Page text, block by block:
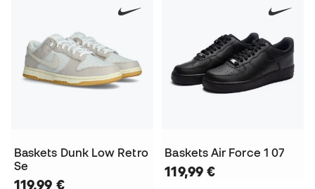
Baskets Dunk Low Retro
Se
119,99 €
Baskets Air Force 1 07
119,99 €